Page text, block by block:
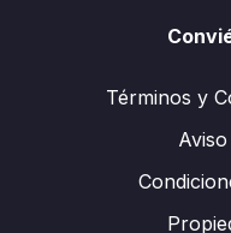
Términos y